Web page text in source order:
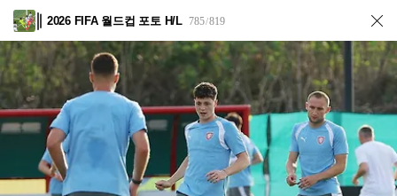
2026 FIFA 월드컵 포토 H/L 785/819